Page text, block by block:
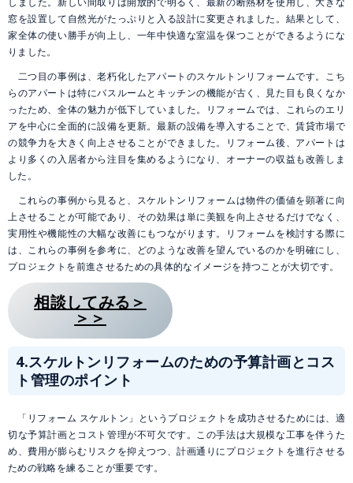
窓を設置して自然光がたっぷりと入る設計に変更されました。結果として、
家全体の使い勝手が向上し、一年中快適な室温を保つことができるようにな
りました。
二つ目の事例は、老朽化したアパートのスケルトンリフォームです。こち
らのアパートは特にバスルームとキッチンの機能が古く、見た目も良くなか
ったため、全体の魅力が低下していました。リフォームでは、これらのエリ
アを中心に全面的に設備を更新。最新の設備を導入することで、賃貸市場で
の競争力を大きく向上させることができました。リフォーム後、アパートは
より多くの入居者から注目を集めるようになり、オーナーの収益も改善しま
した。
これらの事例から見ると、スケルトンリフォームは物件の価値を顕著に向
上させることが可能であり、その効果は単に美観を向上させるだけでなく、
実用性や機能性の大幅な改善にもつながります。リフォームを検討する際に
は、これらの事例を参考に、どのような改善を望んでいるのかを明確にし、
プロジェクトを前進させるための具体的なイメージを持つことが大切です。
相談してみる＞
＞＞
4.スケルトンリフォームのための予算計画とコス
ト管理のポイント
「リフォーム スケルトン」というプロジェクトを成功させるためには、適
切な予算計画とコスト管理が不可欠です。この手法は大規模な工事を伴うた
め、費用が膨らむリスクを抑えつつ、計画通りにプロジェクトを進行させる
ための戦略を練ることが重要です。